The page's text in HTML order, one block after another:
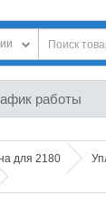
работы
для 2180